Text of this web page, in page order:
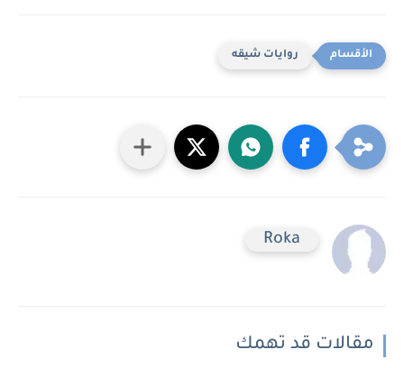
روايات شيقه
Roka
مقالات قد تهمك